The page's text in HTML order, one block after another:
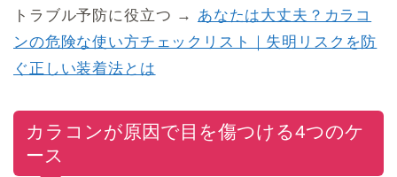
トラブル予防に役立つ → あなたは大丈夫？カラコ
ンの危険な使い方チェックリスト｜失明リスクを防
ぐ正しい装着法とは
カラコンが原因で目を傷つける4つのケ
ース